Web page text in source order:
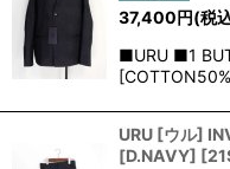
37,400円(税
■URU ■1
URU [ウル]
[D.NAVY] [